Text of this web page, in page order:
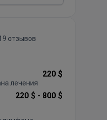
отзывов
лечения
220 $
220 $ - 800 $